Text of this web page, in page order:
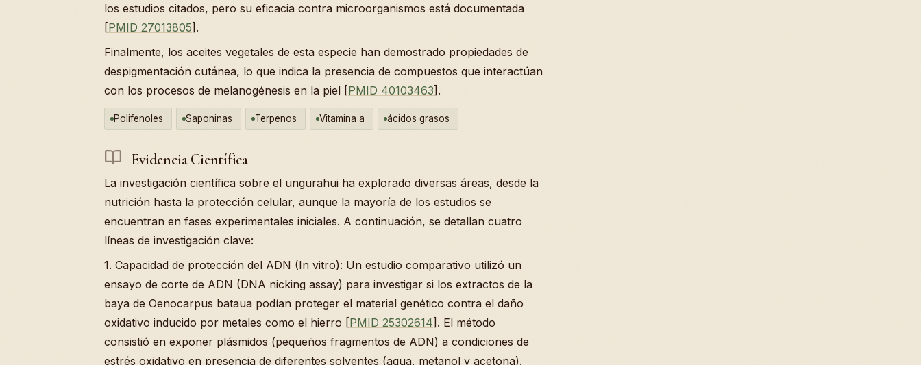
los estudios citados, pero su eficacia contra microorganismos está documentada
[PMID 27013805].
Finalmente, los aceites vegetales de esta especie han demostrado propiedades de
despigmentación cutánea, lo que indica la presencia de compuestos que interactúan
con los procesos de melanogénesis en la piel [PMID 40103463].
Polifenoles Saponinas Terpenos Vitamina a ácidos grasos
Evidencia Científica
La investigación científica sobre el ungurahui ha explorado diversas áreas, desde la
nutrición hasta la protección celular, aunque la mayoría de los estudios se
encuentran en fases experimentales iniciales. A continuación, se detallan cuatro
líneas de investigación clave:
1. Capacidad de protección del ADN (In vitro): Un estudio comparativo utilizó un
ensayo de corte de ADN (DNA nicking assay) para investigar si los extractos de la
baya de Oenocarpus bataua podían proteger el material genético contra el daño
oxidativo inducido por metales como el hierro [PMID 25302614]. El método
consistió en exponer plásmidos (pequeños fragmentos de ADN) a condiciones de
estrés oxidativo en presencia de diferentes solventes (agua, metanol y acetona).